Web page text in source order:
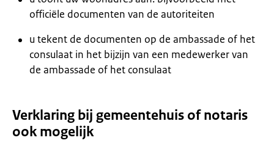
officiële documenten van de autoriteiten
u tekent de documenten op de ambassade of het
consulaat in het bijzijn van een medewerker van
de ambassade of het consulaat
Verklaring bij gemeentehuis of notaris
ook mogelijk